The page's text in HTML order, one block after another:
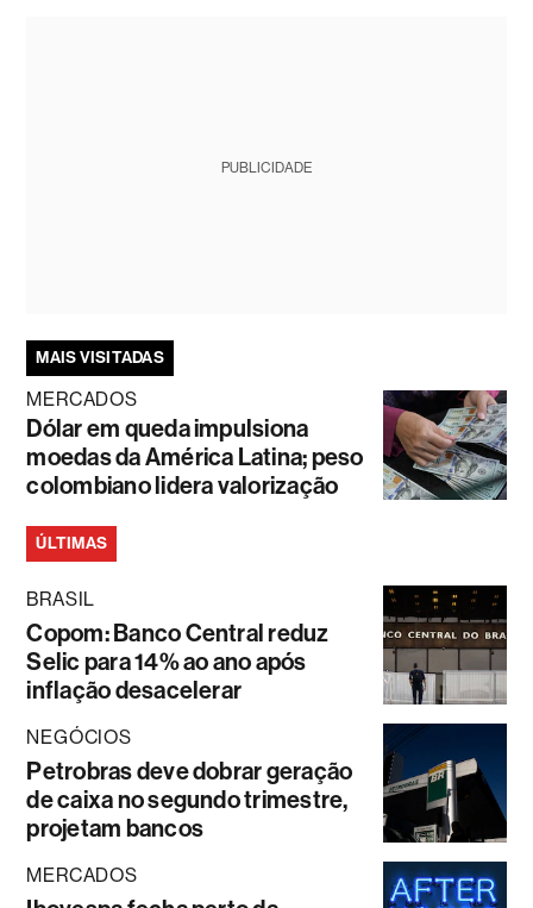
PUBLICIDADE
MAIS VISITADAS
MERCADOS
Dólar em queda impulsiona
moedas da América Latina; peso
colombiano lidera valorização
ÚLTIMAS
BRASIL
Copom: Banco Central reduz
Selic para 14% ao ano após
inflação desacelerar
NEGÓCIOS
Petrobras deve dobrar geração
de caixa no segundo trimestre,
projetam bancos
MERCADOS